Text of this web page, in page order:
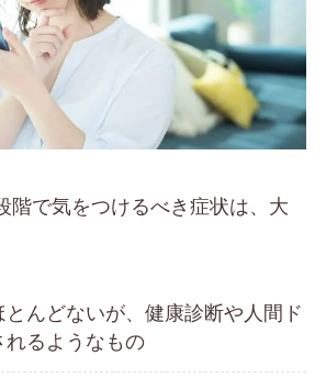
階で気をつけるべき症状は、大
とんどないが、健康診断や人間ド
れるようなもの